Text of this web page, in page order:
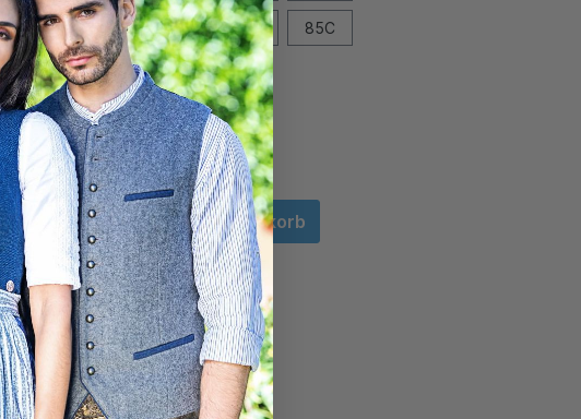
85A 85B 85C
85D
In den Warenkorb